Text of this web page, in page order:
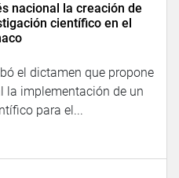
nacional la creación de
científico en el
el dictamen que propone
la implementación de un
para el...